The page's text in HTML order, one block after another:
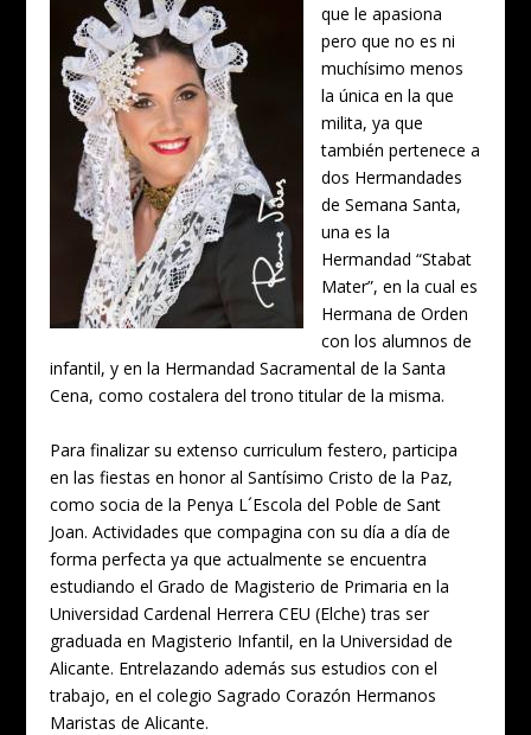
que le apasiona
pero que no es ni
muchísimo menos
la única en la que
milita, ya que
también pertenece a
dos Hermandades
de Semana Santa,
una es la
Hermandad “Stabat
Mater”, en la cual es
Hermana de Orden
con los alumnos de
infantil, y en la Hermandad Sacramental de la Santa
Cena, como costalera del trono titular de la misma.
Para finalizar su extenso curriculum festero, participa
en las fiestas en honor al Santísimo Cristo de la Paz,
como socia de la Penya L´Escola del Poble de Sant
Joan. Actividades que compagina con su día a día de
forma perfecta ya que actualmente se encuentra
estudiando el Grado de Magisterio de Primaria en la
Universidad Cardenal Herrera CEU (Elche) tras ser
graduada en Magisterio Infantil, en la Universidad de
Alicante. Entrelazando además sus estudios con el
trabajo, en el colegio Sagrado Corazón Hermanos
Maristas de Alicante.